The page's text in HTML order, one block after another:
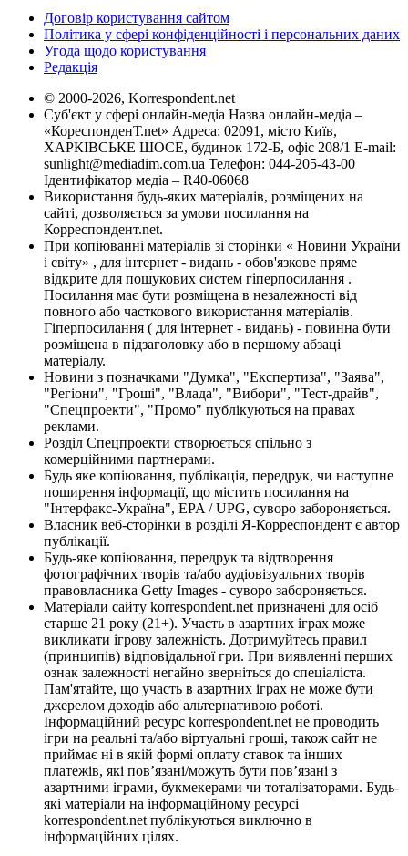
Договір користування сайтом
Політика у сфері конфіденційності і персональних даних
Угода щодо користування
Редакція
© 2000-2026, Korrespondent.net
Суб'єкт у сфері онлайн-медіа Назва онлайн-медіа –
«КореспонденТ.net» Адреса: 02091, місто Київ,
ХАРКІВСЬКЕ ШОСЕ, будинок 172-Б, офіс 208/1 E-mail:
sunlight@mediadim.com.ua Телефон: 044-205-43-00
Ідентифікатор медіа – R40-06068
Використання будь-яких матеріалів, розміщених на
сайті, дозволяється за умови посилання на
Корреспондент.net.
При копіюванні матеріалів зі сторінки « Новини України
і світу» , для інтернет - видань - обов'язкове пряме
відкрите для пошукових систем гіперпосилання .
Посилання має бути розміщена в незалежності від
повного або часткового використання матеріалів.
Гіперпосилання ( для інтернет - видань) - повинна бути
розміщена в підзаголовку або в першому абзаці
матеріалу.
Новини з позначками "Думка", "Експертиза", "Заява",
"Регіони", "Гроші", "Влада", "Вибори", "Тест-драйв",
"Спецпроекти", "Промо" публікуються на правах
реклами.
Розділ Спецпроекти створюється спільно з
комерційними партнерами.
Будь яке копіювання, публікація, передрук, чи наступне
поширення інформації, що містить посилання на
"Інтерфакс-Україна", EPA / UPG, суворо забороняється.
Власник веб-сторінки в розділі Я-Корреспондент є автор
публікації.
Будь-яке копіювання, передрук та відтворення
фотографічних творів та/або аудіовізуальних творів
правовласника Getty Images - суворо забороняється.
Матеріали сайту korrespondent.net призначені для осіб
старше 21 року (21+). Участь в азартних іграх може
викликати ігрову залежність. Дотримуйтесь правил
(принципів) відповідальної гри. При виявленні перших
ознак залежності негайно зверніться до спеціаліста.
Пам'ятайте, що участь в азартних іграх не може бути
джерелом доходів або альтернативою роботі.
Інформаційний ресурс korrespondent.net не проводить
ігри на реальні та/або віртуальні гроші, також сайт не
приймає ні в якій формі оплату ставок та інших
платежів, які пов’язані/можуть бути пов’язані з
азартними іграми, букмекерами чи тоталізаторами. Будь-
які матеріали на інформаційному ресурсі
korrespondent.net публікуються виключно в
інформаційних цілях.